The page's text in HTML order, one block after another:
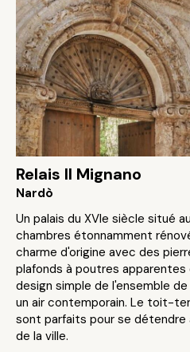
Relais Il Mignano
Nardò
Un palais du XVIe siècle situé
chambres étonnamment
charme d'origine avec des
plafonds à poutres
design simple de l'ensemble
un air contemporain. Le toit-
sont parfaits pour se détendre
de la ville.